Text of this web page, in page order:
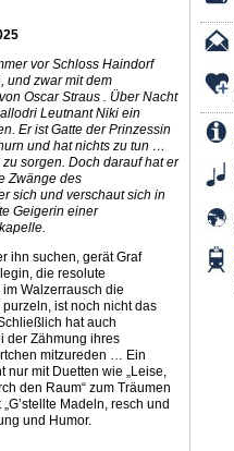
vor Schloss Haindorf
und zwar mit dem
Oscar Straus . Über Nacht
Leutnant Niki ein
Er ist Gatte der Prinzessin
und hat nichts zu tun …
sorgen. Doch darauf hat er
Zwänge des
sich und verschaut sich in
Geigerin einer
ihn suchen, gerät Graf
die resolute
Walzerrausch die
ist noch nicht das
hat auch
der Zähmung ihres
mitzureden … Ein
nur mit Duetten wie „Leise,
den Raum“ zum Träumen
Madeln, resch und
und Humor.